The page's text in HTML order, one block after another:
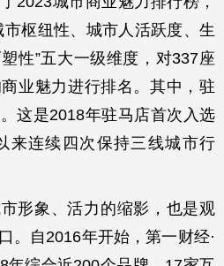
枢纽性、城市人活跃度、生
性”五大一级维度，对337座
业魅力进行排名。其中，驻
这是2018年驻马店首次入选
来连续四次保持三线城市行
形象、活力的缩影，也是观
。自2016年开始，第一财经·